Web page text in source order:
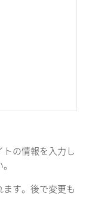
の情報を入力し
す。後で変更も